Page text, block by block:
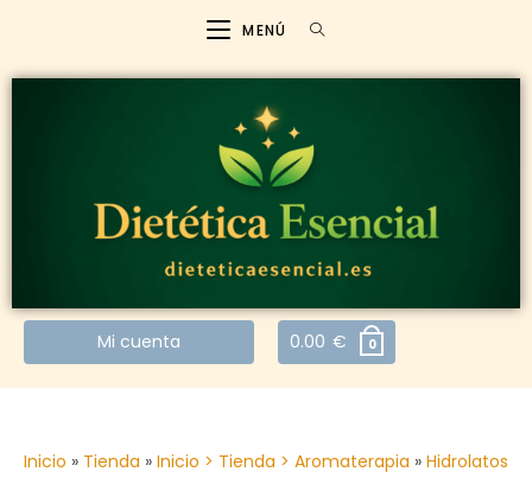
MENÚ
Mi cuenta 0.00 € 0
Inicio » Tienda » Inicio > Tienda > Aromaterapia » Hidrolatos